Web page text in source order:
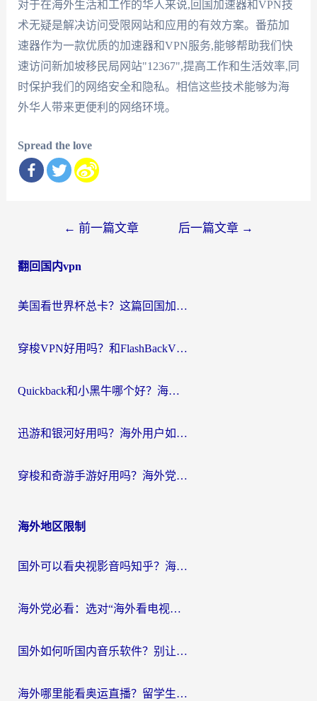
对于在海外生活和工作的华人来说,回国加速器和VPN技
术无疑是解决访问受限网站和应用的有效方案。番茄加
速器作为一款优质的加速器和VPN服务,能够帮助我们快
速访问新加坡移民局网站"12367",提高工作和生活效率,同
时保护我们的网络安全和隐私。相信这些技术能够为海
外华人带来更便利的网络环境。
Spread the love
导
← 前一篇文章 后一篇文章 →
翻回国内vpn
美国看世界杯总卡？这篇回国加速器指南帮你无缝刷国内资源（附苹果手机VPN设置步骤）
穿梭VPN好用吗？和FlashBackVPN对比哪个回国效果更好？
Quickback和小黑牛哪个好？海外党亲测指南，选对回国加速器秒回国内
迅游和银河好用吗？海外用户如何选择回国加速器实现无缝访问国内资源
穿梭和奇游手游好用吗？海外党亲测3款回国加速器，附蜜蜂加速器七天试用攻略
海外地区限制
国外可以看央视影音吗知乎？海外党亲测有效的回国加速方案
海外党必看：选对“海外看电视剧软件”，再也不用愁国内剧刷不了
国外如何听国内音乐软件？别让地域限制，断了你的中文歌单
海外哪里能看奥运直播？留学生&海外华人必看的体育赛事观赛终极指南